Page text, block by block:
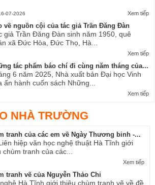
Xem tiếp
07-2026
về nguồn cội của tác giả Trần Đăng Đàn
giả Trần Đăng Đàn sinh năm 1950, quê
xã Đức Hòa, Đức Thọ, Hà...
Xem tiếp
tác phẩm báo chí đi cùng năm tháng của...
6 năm 2025, Nhà xuất bản Đại học Vinh
ấn hành cuốn sách Những...
Xem tiếp
NHÀ TRƯỜNG
tranh của các em về Ngày Thương binh -...
hiệp văn học nghệ thuật Hà Tĩnh giới
chùm tranh của các...
Xem tiếp
tranh vẽ của Nguyễn Thảo Chi
Hà Tĩnh giới thiệu chùm tranh vẽ về đề